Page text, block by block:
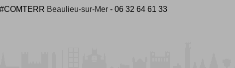
Beaulieu-sur-Mer- 06 32 64 61 33